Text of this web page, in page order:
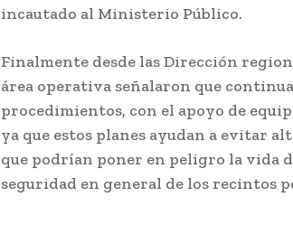
incautado al Ministerio Público.
Finalmente desde las Dirección
área operativa señalaron que
procedimientos, con el apoyo de
ya que estos planes ayudan a evitar
que podrían poner en peligro la vida
seguridad en general de los recintos